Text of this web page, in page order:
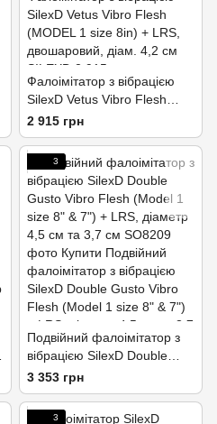
Фалоімітатор з вібрацією
SilexD Vetus Vibro Flesh
(MODEL 1 size 8in) + LRS,
двошаровий, діам. 4,2 см
2 915 грн
3
Подвійний фалоімітатор з
вібрацією SilexD Double
Gusto Vibro Flesh (Model 1
size 8" & 7") + LRS, діаметр
4,5 см та 3,7 см
3 353 грн
3